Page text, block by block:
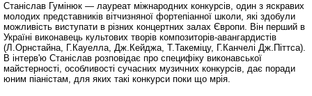
Станіслав Гумінюк — лауреат міжнародних конкурсів, один з яскравих
молодих представників вітчизняної фортепіанної школи, які здобули
можливість виступати в різних концертних залах Європи. Він перший в
Україні виконавець культових творів композиторів-авангардистів
(Л.Орнстайна, Г.Кауелла, Дж.Кейджа, Т.Такеміцу, Г.Канчелі Дж.Піттса).
В інтерв'ю Станіслав розповідає про специфіку виконавської
майстерності, особливості сучасних музичних конкурсів, дає поради
юним піаністам, для яких такі конкурси поки що мрія.